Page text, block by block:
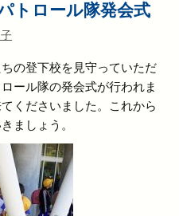
トロール隊発会式
の登下校を見守っていただ
ール隊の発会式が行われま
くださいました。これから
ましょう。